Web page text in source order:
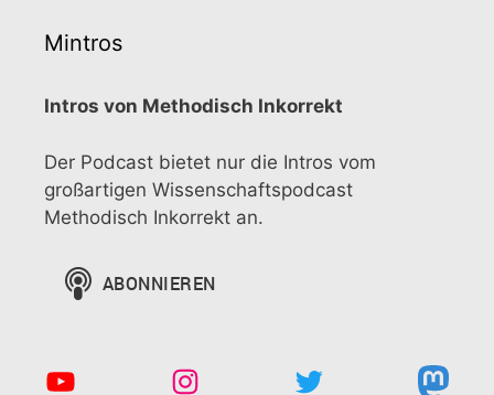
Mintros
Intros von Methodisch Inkorrekt
Der Podcast bietet nur die Intros vom
großartigen Wissenschaftspodcast
Methodisch Inkorrekt an.
YouTube Instagram Twitter